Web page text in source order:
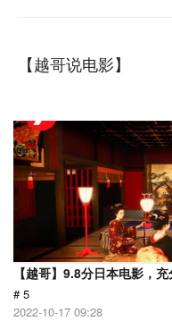
【越哥说电影】
【越哥】9.8分日本电影，
# 5
2022-10-17 09:28